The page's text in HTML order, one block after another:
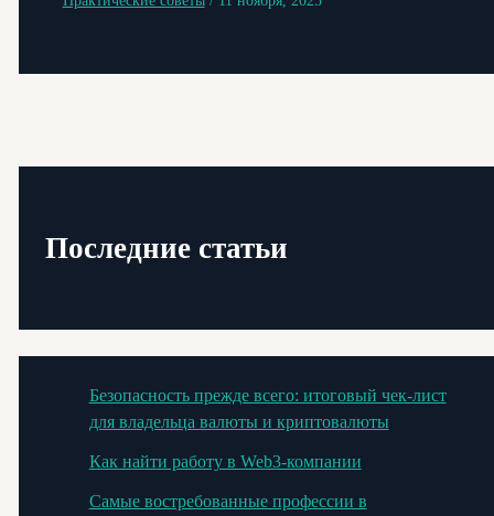
Последние статьи
Безопасность прежде всего: итоговый чек-лист
для владельца валюты и криптовалюты
Как найти работу в Web3-компании
Самые востребованные профессии в